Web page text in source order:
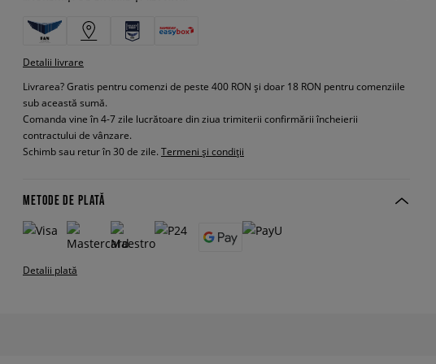
Detalii livrare
Livrarea? Gratis pentru comenzi de peste 400 RON și doar 18 RON pentru comenziile
sub această sumă.
Comanda vine în 4-7 zile lucrătoare din ziua trimiterii confirmării încheierii
contractului de vânzare.
Schimb sau retur în 30 de zile. Termeni și condiții
METODE DE PLATĂ
Detalii plată